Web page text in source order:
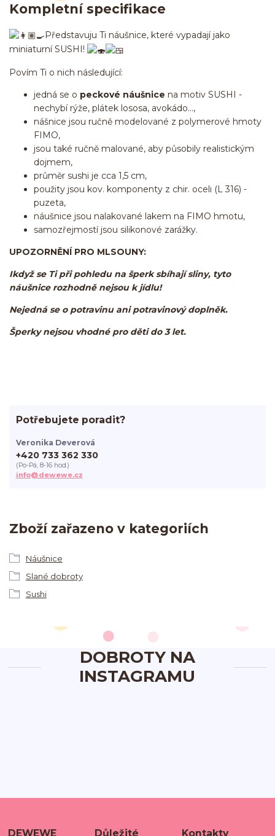
Kompletní specifikace
Představuju Ti náušnice, které vypadají jako
miniaturní SUSHI!
Povím Ti o nich následující:
jedná se o peckové náušnice na motiv SUSHI -
nechybí rýže, plátek lososa, avokádo...,
nášnice jsou ručně modelované z polymerové hmoty
FIMO,
jsou také ručně malované, aby působily realistickým
dojmem,
průměr sushi je cca 1,5 cm,
použity jsou kov. komponenty z chir. oceli (L 316) -
puzeta,
náušnice jsou nalakované lakem na FIMO hmotu,
samozřejmostí jsou silikonové zarážky.
UPOZORNĚNÍ PRO MLSOUNY:
Ikdyž se Ti při pohledu na šperk sbíhají sliny, tyto
náušnice rozhodně nejsou k jídlu!
Nejedná se o potravinu ani potravinový doplněk.
Šperky nejsou vhodné pro děti do 3 let.
Zboží zařazeno v kategoriích
Náušnice
Slané dobroty
Sushi
Potřebujete poradit?
Veronika Deverová
+420 733 362 330
(Po-Pá, 8-16 hod.)
info@dewewe.cz
DOBROTY NA
INSTAGRAMU
DEWEWE Důležité Kontakty